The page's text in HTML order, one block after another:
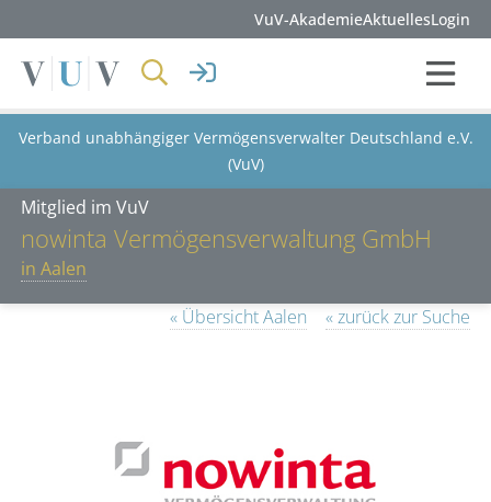
VuV-AkademieAktuellesLogin
Verband unabhängiger Vermögensverwalter Deutschland e.V.
(VuV)
Mitglied im VuV
nowinta Vermögensverwaltung GmbH
in Aalen
« Übersicht Aalen
« zurück zur Suche